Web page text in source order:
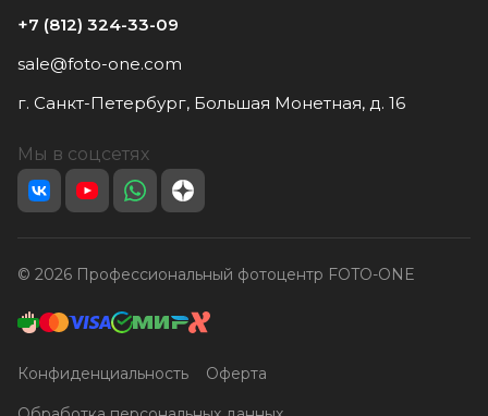
+7 (812) 324-33-09
sale@foto-one.com
г. Санкт-Петербург, Большая Монетная, д. 16
Мы в соцсетях
© 2026 Профессиональный фотоцентр FOTO-ONE
Конфиденциальность Оферта